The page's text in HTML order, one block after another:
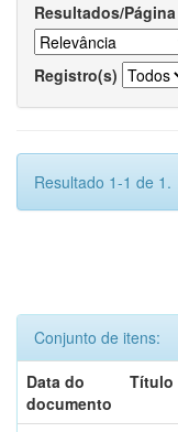
Resultados/Página
Registro(s)
Resultado 1-1 de 1.
Conjunto de itens:
Data do
documento
Título